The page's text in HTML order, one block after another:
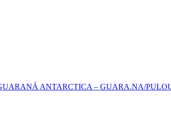
ANTARCTICA – GUARA.NA/